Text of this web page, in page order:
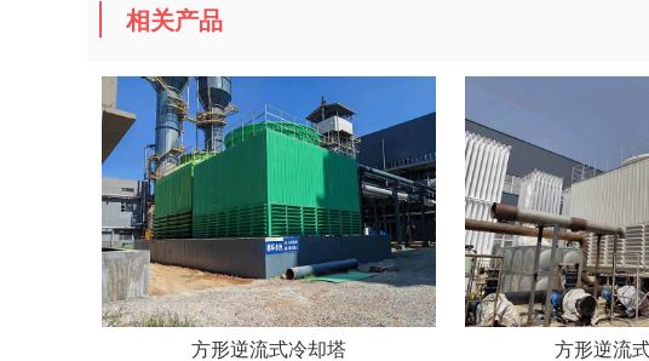
相关产品
方形逆流式冷却塔 方形逆流